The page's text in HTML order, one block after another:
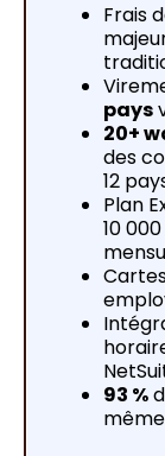
Frais
pays
20+
des
12
Plan
10
93 %
même